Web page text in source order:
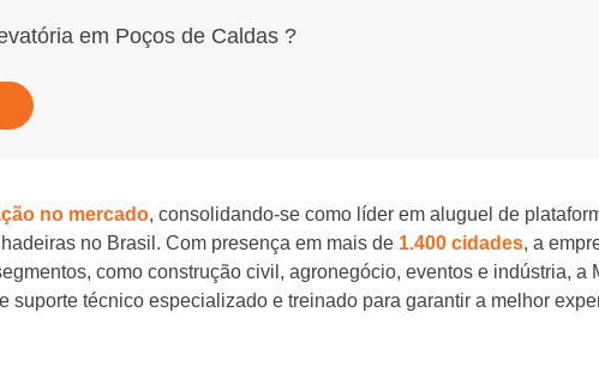
em Poços de Caldas ?
no mercado, consolidando-se como líder em aluguel de
no Brasil. Com presença em mais de 1.400 cidades, a
como construção civil, agronegócio, eventos e indústria,
suporte técnico especializado e treinado para garantir a melhor